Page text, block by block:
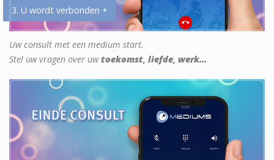
3. U wordt verbonden +
Uw consult met een medium start.
Stel uw vragen over uwtoekomst, liefde, werk...